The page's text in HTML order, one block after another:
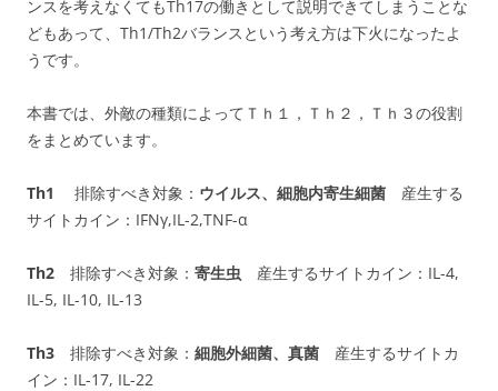
ンスを考えなくてもTh17の働きとして説明できてしまうことな
どもあって、Th1/Th2バランスという考え方は下火になったよ
うです。
本書では、外敵の種類によってＴｈ１，Ｔｈ２，Ｔｈ３の役割
をまとめています。
Th1 排除すべき対象： ウイルス、細胞内寄生細菌 産生する
サイトカイン：IFNγ,IL-2,TNF-α
Th2 排除すべき対象： 寄生虫 産生するサイトカイン：IL-4,
IL-5, IL-10, IL-13
Th3 排除すべき対象： 細胞外細菌、真菌 産生するサイトカ
イン：IL-17, IL-22